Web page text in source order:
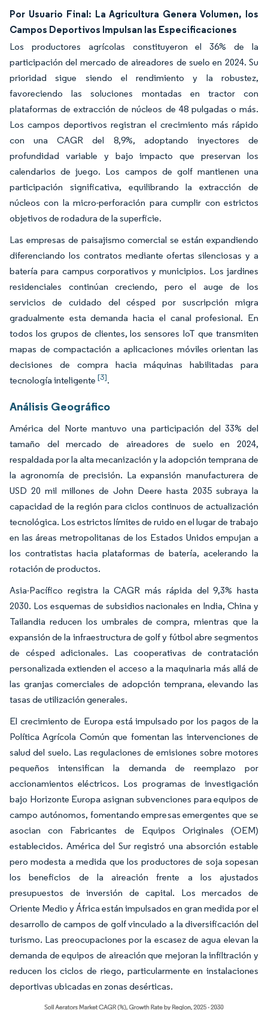
Por Usuario Final: La Agricultura Genera Volumen, los
Campos Deportivos Impulsan las Especificaciones
Los productores agrícolas constituyeron el 36% de la
participación del mercado de aireadores de suelo en 2024. Su
prioridad sigue siendo el rendimiento y la robustez,
favoreciendo las soluciones montadas en tractor con
plataformas de extracción de núcleos de 48 pulgadas o más.
Los campos deportivos registran el crecimiento más rápido
con una CAGR del 8,9%, adoptando inyectores de
profundidad variable y bajo impacto que preservan los
calendarios de juego. Los campos de golf mantienen una
participación significativa, equilibrando la extracción de
núcleos con la micro-perforación para cumplir con estrictos
objetivos de rodadura de la superficie.
Las empresas de paisajismo comercial se están expandiendo
diferenciando los contratos mediante ofertas silenciosas y a
batería para campus corporativos y municipios. Los jardines
residenciales continúan creciendo, pero el auge de los
servicios de cuidado del césped por suscripción migra
gradualmente esta demanda hacia el canal profesional. En
todos los grupos de clientes, los sensores IoT que transmiten
mapas de compactación a aplicaciones móviles orientan las
decisiones de compra hacia máquinas habilitadas para
tecnología inteligente [3].
Análisis Geográfico
América del Norte mantuvo una participación del 33% del
tamaño del mercado de aireadores de suelo en 2024,
respaldada por la alta mecanización y la adopción temprana de
la agronomía de precisión. La expansión manufacturera de
USD 20 mil millones de John Deere hasta 2035 subraya la
capacidad de la región para ciclos continuos de actualización
tecnológica. Los estrictos límites de ruido en el lugar de trabajo
en las áreas metropolitanas de los Estados Unidos empujan a
los contratistas hacia plataformas de batería, acelerando la
rotación de productos.
Asia-Pacífico registra la CAGR más rápida del 9,3% hasta
2030. Los esquemas de subsidios nacionales en India, China y
Tailandia reducen los umbrales de compra, mientras que la
expansión de la infraestructura de golf y fútbol abre segmentos
de césped adicionales. Las cooperativas de contratación
personalizada extienden el acceso a la maquinaria más allá de
las granjas comerciales de adopción temprana, elevando las
tasas de utilización generales.
El crecimiento de Europa está impulsado por los pagos de la
Política Agrícola Común que fomentan las intervenciones de
salud del suelo. Las regulaciones de emisiones sobre motores
pequeños intensifican la demanda de reemplazo por
accionamientos eléctricos. Los programas de investigación
bajo Horizonte Europa asignan subvenciones para equipos de
campo autónomos, fomentando empresas emergentes que se
asocian con Fabricantes de Equipos Originales (OEM)
establecidos. América del Sur registró una absorción estable
pero modesta a medida que los productores de soja sopesan
los beneficios de la aireación frente a los ajustados
presupuestos de inversión de capital. Los mercados de
Oriente Medio y África están impulsados en gran medida por el
desarrollo de campos de golf vinculado a la diversificación del
turismo. Las preocupaciones por la escasez de agua elevan la
demanda de equipos de aireación que mejoran la infiltración y
reducen los ciclos de riego, particularmente en instalaciones
deportivas ubicadas en zonas desérticas.